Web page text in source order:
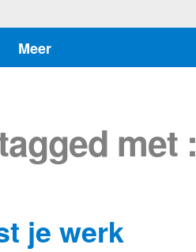
Meer
met :
je werk